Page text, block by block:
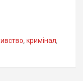
, кримінал,